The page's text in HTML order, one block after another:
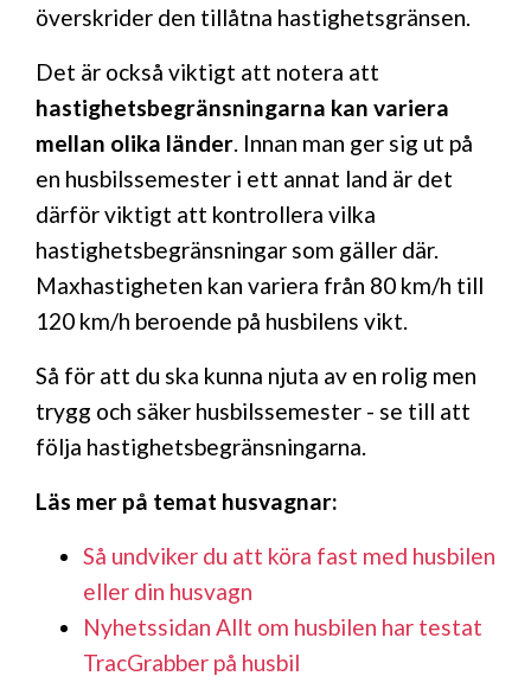
överskrider den tillåtna hastighetsgränsen.
Det är också viktigt att notera att
hastighetsbegränsningarna kan variera
mellan olika länder. Innan man ger sig ut på
en husbilssemester i ett annat land är det
därför viktigt att kontrollera vilka
hastighetsbegränsningar som gäller där.
Maxhastigheten kan variera från 80 km/h till
120 km/h beroende på husbilens vikt.
Så för att du ska kunna njuta av en rolig men
trygg och säker husbilssemester - se till att
följa hastighetsbegränsningarna.
Läs mer på temat husvagnar:
Så undviker du att köra fast med husbilen
eller din husvagn
Nyhetssidan Allt om husbilen har testat
TracGrabber på husbil